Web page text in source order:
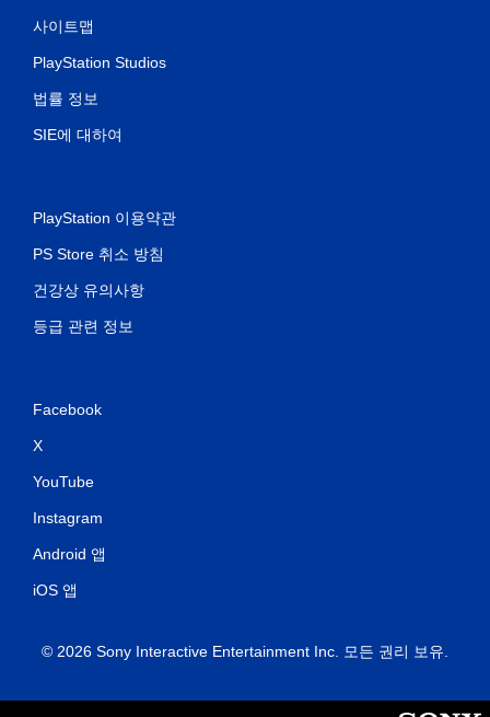
사이트맵
PlayStation Studios
법률 정보
SIE에 대하여
PlayStation 이용약관
PS Store 취소 방침
건강상 유의사항
등급 관련 정보
Facebook
X
YouTube
Instagram
Android 앱
iOS 앱
© 2026 Sony Interactive Entertainment Inc. 모든 권리 보유.